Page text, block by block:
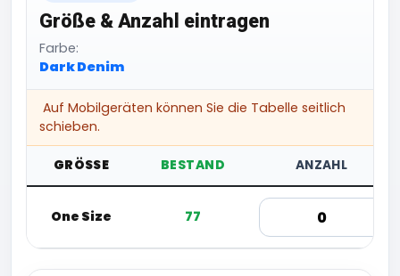
Größe & Anzahl eintragen
Farbe:
Dark Denim
Auf Mobilgeräten können Sie die Tabelle seitlich
schieben.
GRÖSSE BESTAND ANZAHL
One Size 77